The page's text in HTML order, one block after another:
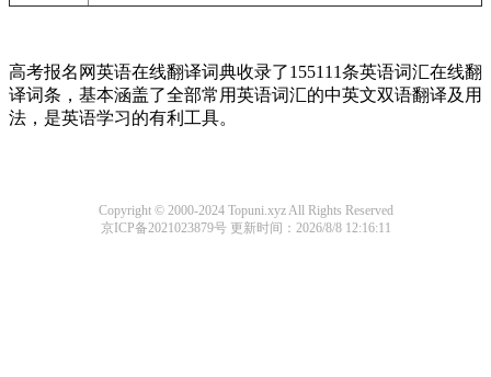
高考报名网英语在线翻译词典收录了155111条英语词汇在线翻
译词条，基本涵盖了全部常用英语词汇的中英文双语翻译及用
法，是英语学习的有利工具。
Copyright © 2000-2024 Topuni.xyz All Rights Reserved
京ICP备2021023879号更新时间：2026/8/8 12:16:11